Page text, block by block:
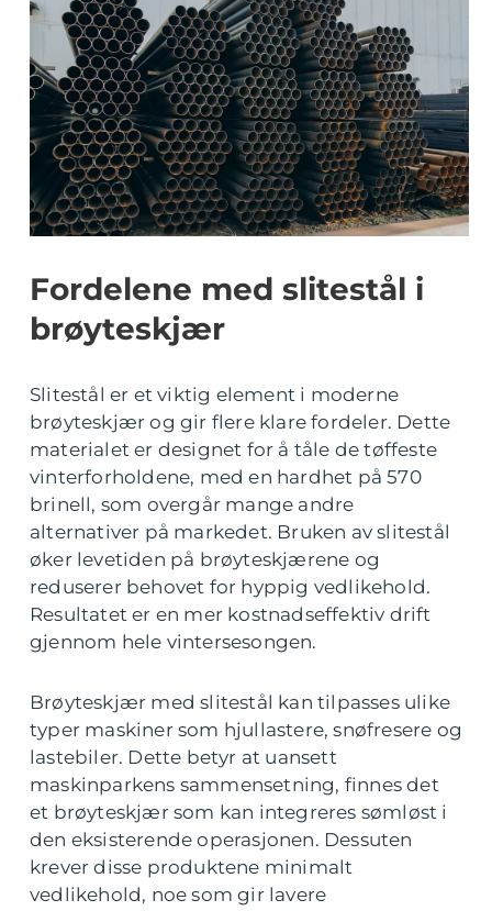
Fordelene med slitestål i
brøyteskjær
Slitestål er et viktig element i moderne
brøyteskjær og gir flere klare fordeler. Dette
materialet er designet for å tåle de tøffeste
vinterforholdene, med en hardhet på 570
brinell, som overgår mange andre
alternativer på markedet. Bruken av slitestål
øker levetiden på brøyteskjærene og
reduserer behovet for hyppig vedlikehold.
Resultatet er en mer kostnadseffektiv drift
gjennom hele vintersesongen.
Brøyteskjær med slitestål kan tilpasses ulike
typer maskiner som hjullastere, snøfresere og
lastebiler. Dette betyr at uansett
maskinparkens sammensetning, finnes det
et brøyteskjær som kan integreres sømløst i
den eksisterende operasjonen. Dessuten
krever disse produktene minimalt
vedlikehold, noe som gir lavere